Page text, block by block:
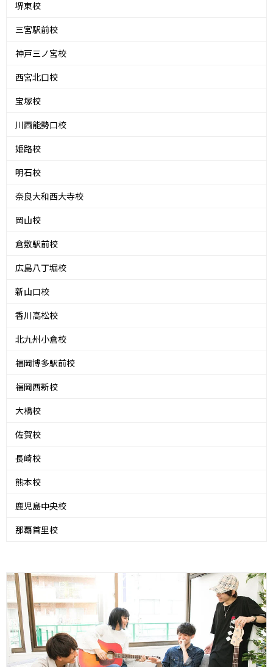
堺東校
三宮駅前校
神戸三ノ宮校
西宮北口校
宝塚校
川西能勢口校
姫路校
明石校
奈良大和西大寺校
岡山校
倉敷駅前校
広島八丁堀校
新山口校
香川高松校
北九州小倉校
福岡博多駅前校
福岡西新校
大橋校
佐賀校
長崎校
熊本校
鹿児島中央校
那覇首里校